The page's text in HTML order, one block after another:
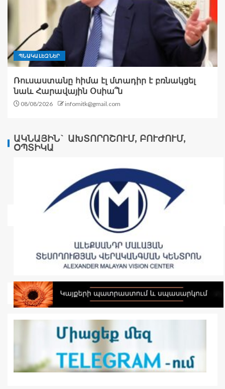
ՊՆԱԿԱԼԵԶՆԵՐ
Ռուսաստանը հիմա էլ մտադիր է բռնակցել
նաև Հարավային Օսիա՞ն
08/08/2026 infomitk@gmail.com
ԱԿՆԱՅԻՆ` ԱԽՏՈՐՈՇՈՒՄ, ԲՈՒԺՈՒՄ,
ՕՊՏԻԿԱ